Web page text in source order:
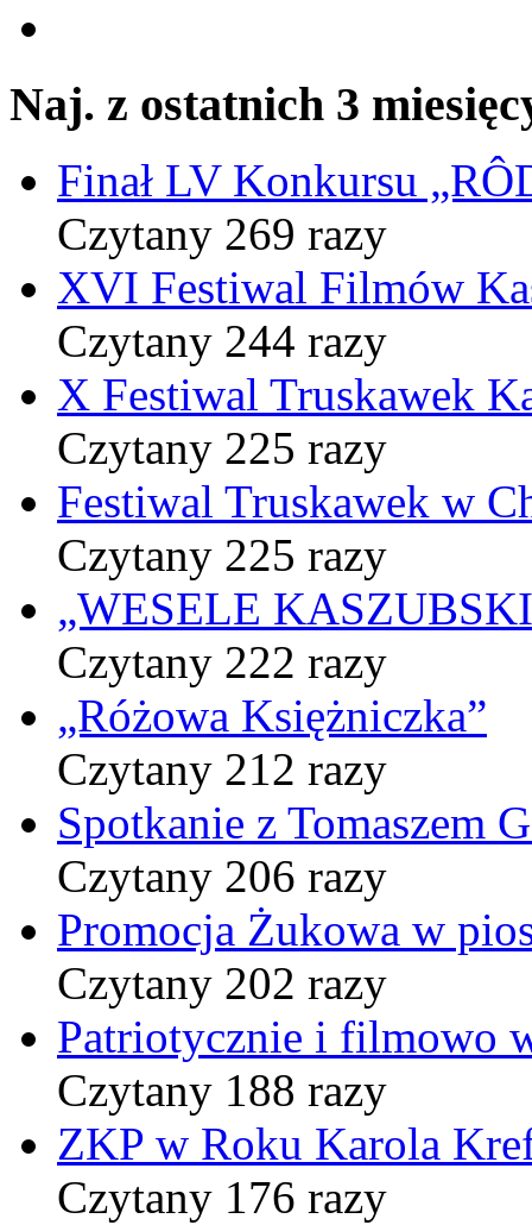
Naj. z ostatnich 3
Finał LV Konkursu
Czytany 269 razy
XVI Festiwal Filmów
Czytany 244 razy
X Festiwal Truskawek
Czytany 225 razy
Festiwal Truskawek w
Czytany 225 razy
„WESELE
Czytany 222 razy
„Różowa Księżniczka”
Czytany 212 razy
Spotkanie z Tomaszem
Czytany 206 razy
Promocja Żukowa w
Czytany 202 razy
Patriotycznie i filmowo
Czytany 188 razy
ZKP w Roku Karola
Czytany 176 razy